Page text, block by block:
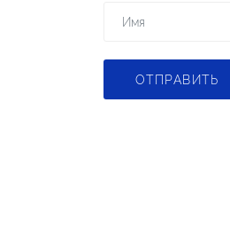
ОТПРАВИТЬ